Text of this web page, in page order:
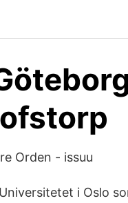
Orden - issuu
i Oslo